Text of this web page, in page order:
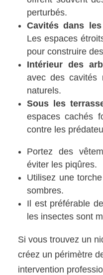
perturbés.
Cavités dans
Les espaces
pour construire
Intérieur des
avec des cavités
naturels.
Sous les
espaces cachés
contre les
Portez des
éviter les piqûres.
Utilisez une
sombres.
Il est préférable
les insectes sont
Si vous trouvez un
créez un périmètre
intervention